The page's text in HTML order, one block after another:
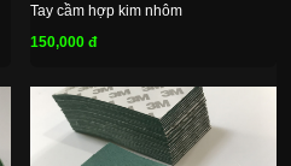
Tay cầm hợp kim nhôm
150,000 đ